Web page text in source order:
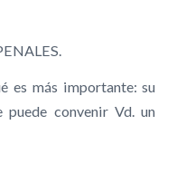
es más importante: su
convenir Vd. un